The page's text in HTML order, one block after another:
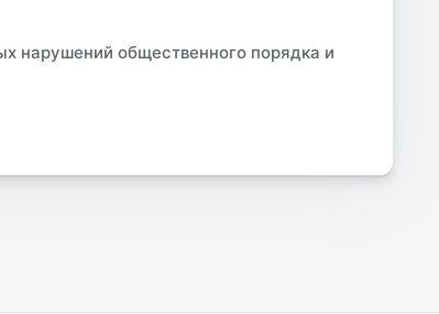
нарушений общественного порядка и